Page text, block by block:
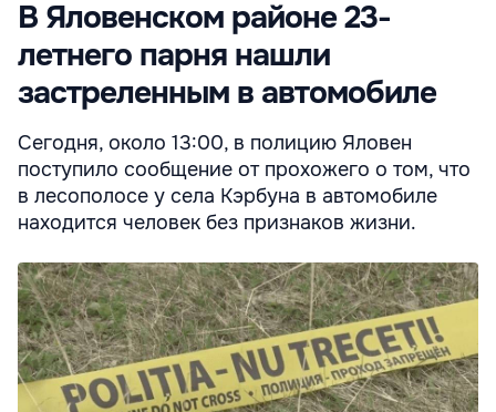
В Яловенском районе 23-
летнего парня нашли
застреленным в автомобиле
Сегодня, около 13:00, в полицию Яловен
поступило сообщение от прохожего о том, что
в лесополосе у села Кэрбуна в автомобиле
находится человек без признаков жизни.